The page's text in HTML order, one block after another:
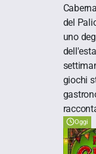
del
uno
giochi
Oggi